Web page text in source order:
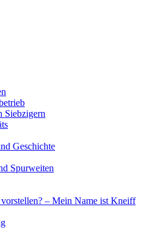
Siebzigern
Geschichte
Spurweiten
– Mein Name ist Kneiff